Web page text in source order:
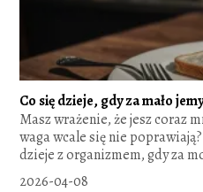
Co się dzieje, gdy za mało
Masz wrażenie, że jesz coraz
waga wcale się nie
dzieje z organizmem, gdy za
2026-04-08